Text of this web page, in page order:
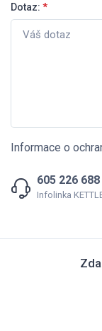
Dotaz: *
Informace o
605 226 688
Infolinka